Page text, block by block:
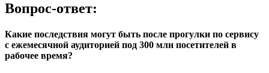
Вопрос-ответ:
Какие последствия могут быть после прогулки по сервису
с ежемесячной аудиторией под 300 млн посетителей в
рабочее время?